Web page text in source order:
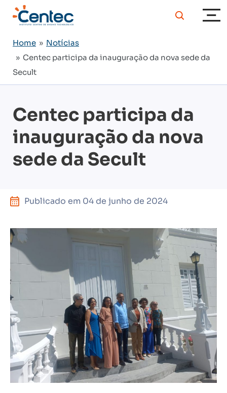
Home » Notícias
» Centec participa da inauguração da nova sede da
Secult
Centec participa da
inauguração da nova
sede da Secult
Publicado em 04 de junho de 2024